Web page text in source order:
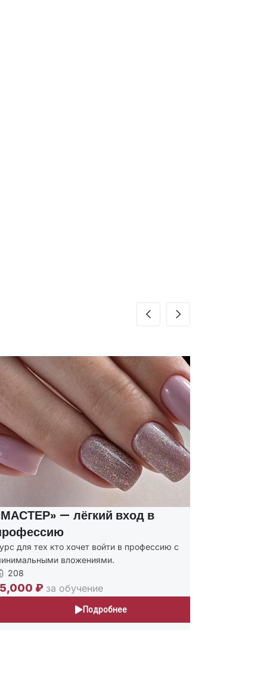
— лёгкий вход в
тех кто хочет войти в профессию с
вложениями.
₽за обучение
Подробнее